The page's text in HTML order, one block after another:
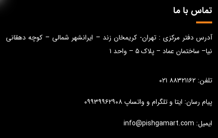
تماس با ما
آدرس دفتر مرکزی : تهران- کریمخان زند – ایرانشهر شمالی – کوچه دهقانی
نیا– ساختمان عماد – پلاک ۵ – واحد ۱
تلفن: ۸۸۳۲۱۱۶۲ ۰۲۱
پیام رسان: ایتا و تلگرام و واتساپ ۰۹۹۳۹۹۶۲۹۰۸
ایمیل: info@pishgamart.com